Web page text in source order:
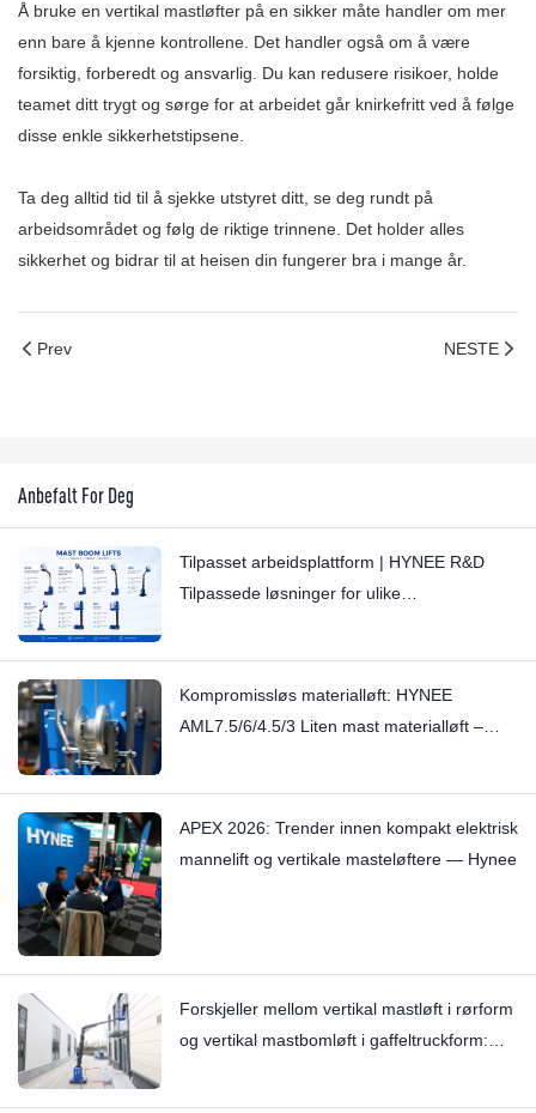
Å bruke en vertikal mastløfter på en sikker måte handler om mer
enn bare å kjenne kontrollene. Det handler også om å være
forsiktig, forberedt og ansvarlig. Du kan redusere risikoer, holde
teamet ditt trygt og sørge for at arbeidet går knirkefritt ved å følge
disse enkle sikkerhetstipsene.
Ta deg alltid tid til å sjekke utstyret ditt, se deg rundt på
arbeidsområdet og følg de riktige trinnene. Det holder alles
sikkerhet og bidrar til at heisen din fungerer bra i mange år.
Prev NESTE
Anbefalt For Deg
Tilpasset arbeidsplattform | HYNEE R&D
Tilpassede løsninger for ulike
Kompromissløs materialløft: HYNEE
AML7.5/6/4.5/3 Liten mast materialløft –
APEX 2026: Trender innen kompakt elektrisk
mannelift og vertikale masteløftere — Hynee
Forskjeller mellom vertikal mastløft i rørform
og vertikal mastbomløft i gaffeltruckform: